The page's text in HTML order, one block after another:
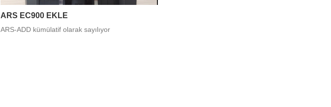
ARS EC900 EKLE
ARS-ADD kümülatif olarak sayılıyor